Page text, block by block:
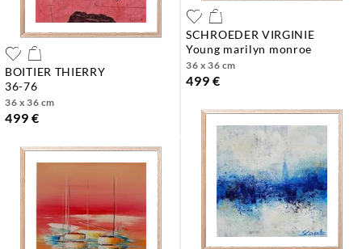
BOITIER THIERRY
36-76
36 x 36 cm
499 €
SCHROEDER VIRGINIE
young marilyn monroe
36 x 36 cm
499 €